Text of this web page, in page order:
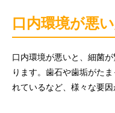
口内環境が悪
口内環境が悪いと、細菌
ります。歯石や歯垢がた
れているなど、様々な要因